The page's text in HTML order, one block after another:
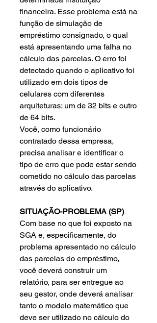
financeira. Esse problema está na
função de simulação de
empréstimo consignado, o qual
está apresentando uma falha no
cálculo das parcelas. O erro foi
detectado quando o aplicativo foi
utilizado em dois tipos de
celulares com diferentes
arquiteturas: um de 32 bits e outro
de 64 bits.
Você, como funcionário
contratado dessa empresa,
precisa analisar e identificar o
tipo de erro que pode estar sendo
cometido no cálculo das parcelas
através do aplicativo.
SITUAÇÃO-PROBLEMA (SP)
Com base no que foi exposto na
SGA e, especificamente, do
problema apresentado no cálculo
das parcelas do empréstimo,
você deverá construir um
relatório, para ser entregue ao
seu gestor, onde deverá analisar
tanto o modelo matemático que
deve ser utilizado no cálculo do